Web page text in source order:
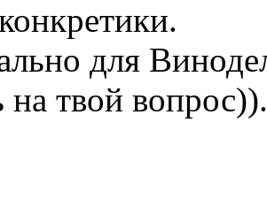
для
на твой вопрос)).